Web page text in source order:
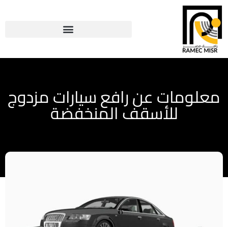
معلومات عن رافع سيارات مزدوج
للأسقف المنخفضة